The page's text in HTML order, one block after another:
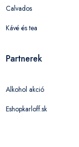
Calvados
Kávé és tea
Partnerek
Alkohol akció
Eshopkarloff.sk